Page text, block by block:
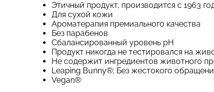
Этичный продукт, производится с 1963
Для сухой кожи
Ароматерапия премиального качества
Без парабенов
Сбалансированный уровень pH
Продукт никогда не тестировался на
Не содержит ингредиентов животного
Leaping Bunny®; Без жестокого
Vegan®